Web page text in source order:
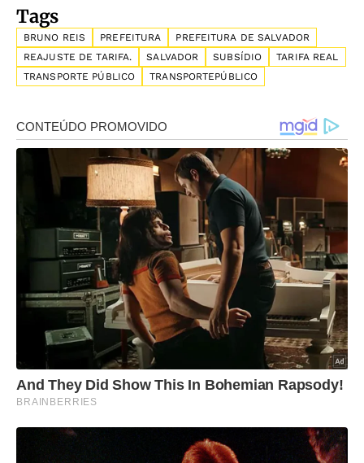
Tags
BRUNO REIS PREFEITURA
PREFEITURA DE SALVADOR
REAJUSTE DE TARIFA.
SALVADOR SUBSÍDIO
TARIFA REAL
TRANSPORTE PÚBLICO
TRANSPORTEPÚBLICO